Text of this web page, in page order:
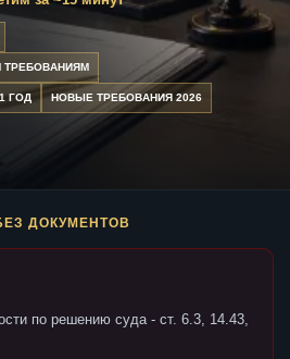
ТРЕБОВАНИЯМ
ГОД НОВЫЕ ТРЕБОВАНИЯ 2026
ДОКУМЕНТОВ
по решению суда - ст. 6.3, 14.43,